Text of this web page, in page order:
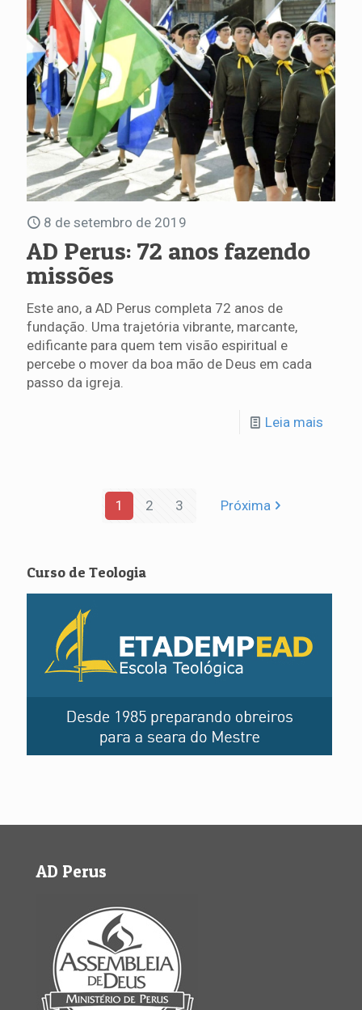
8 de setembro de 2019
AD Perus: 72 anos fazendo
missões
Este ano, a AD Perus completa 72 anos de
fundação. Uma trajetória vibrante, marcante,
edificante para quem tem visão espiritual e
percebe o mover da boa mão de Deus em cada
passo da igreja.
Leia mais
1 2 3 Próxima
Curso de Teologia
AD Perus